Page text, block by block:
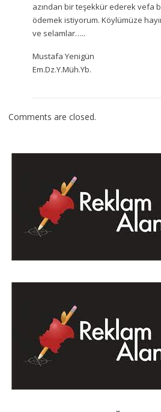
azından bir teşekkür ederek vefa
ödemek istiyorum. Köylümüze
ve selamlar…..
Mustafa Yenigün
Em.Dz.Y.Müh.Yb.
Comments are closed.